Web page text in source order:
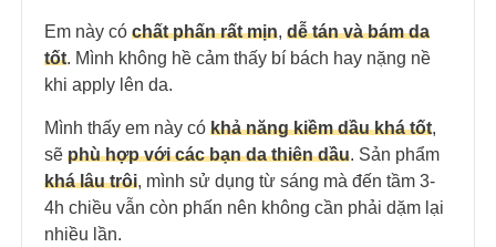
Em này có chất phấn rất mịn, dễ tán và bám da
tốt. Mình không hề cảm thấy bí bách hay nặng nề
khi apply lên da.
Mình thấy em này có khả năng kiềm dầu khá tốt,
sẽ phù hợp với các bạn da thiên dầu. Sản phẩm
khá lâu trôi, mình sử dụng từ sáng mà đến tầm 3-
4h chiều vẫn còn phấn nên không cần phải dặm lại
nhiều lần.